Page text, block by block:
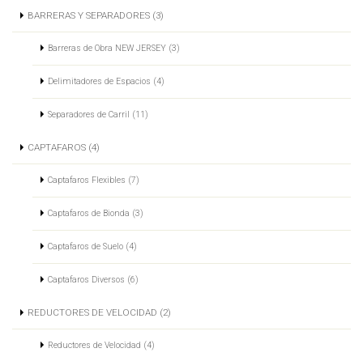
BARRERAS Y SEPARADORES (3)
Barreras de Obra NEW JERSEY (3)
Delimitadores de Espacios (4)
Separadores de Carril (11)
CAPTAFAROS (4)
Captafaros Flexibles (7)
Captafaros de Bionda (3)
Captafaros de Suelo (4)
Captafaros Diversos (6)
REDUCTORES DE VELOCIDAD (2)
Reductores de Velocidad (4)